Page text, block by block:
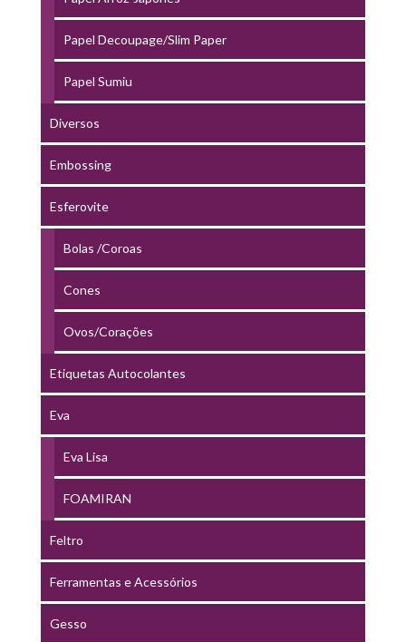
Papel Decoupage/Slim Paper
Papel Sumiu
Diversos
Embossing
Esferovite
Bolas /Coroas
Cones
Ovos/Corações
Etiquetas Autocolantes
Eva
Eva Lisa
FOAMIRAN
Feltro
Ferramentas e Acessórios
Gesso